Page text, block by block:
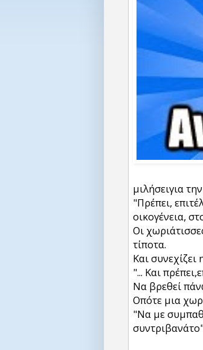
μιλήσειγια
"Πρέπει,
οικογένεια,
Οι
τίποτα.
Και συνεχίζει
"... Και
Να βρεθεί
Οπότε μια
"Να με